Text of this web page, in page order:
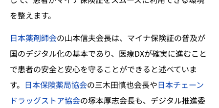
を整えます。
日本薬剤師会の山本信夫会長は、マイナ保険証の普及が
国のデジタル化の基本であり、医療DXが確実に進むこと
で患者の安全と安心を守ることができると述べていま
す。 日本保険薬局協会の三木田慎也会長や日本チェーン
ドラッグストア協会の塚本厚志会長も、デジタル推進委